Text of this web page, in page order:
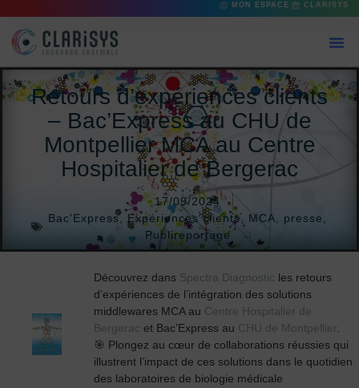
MON ESPACE CLARISYS
Retours d’expériences clients
– Bac’Express au CHU de
Montpellier MCA au Centre
Hospitalier de Bergerac
17/09/2024
Bac'Express, Expériences clients, MCA presse
Publireportage
Découvrez dans Spectra Diagnostic les retours
d’expériences de l’intégration des solutions
middlewares MCA au Centre Hospitalier de
Bergerac et Bac’Express au CHU de Montpellier.
🎯 Plongez au cœur de collaborations réussies qui
illustrent l’impact de ces solutions dans le quotidien
des laboratoires de biologie médicale